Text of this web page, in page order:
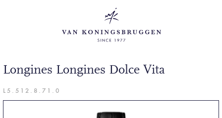
Longines Longines Dolce Vita
L5.512.8.71.0